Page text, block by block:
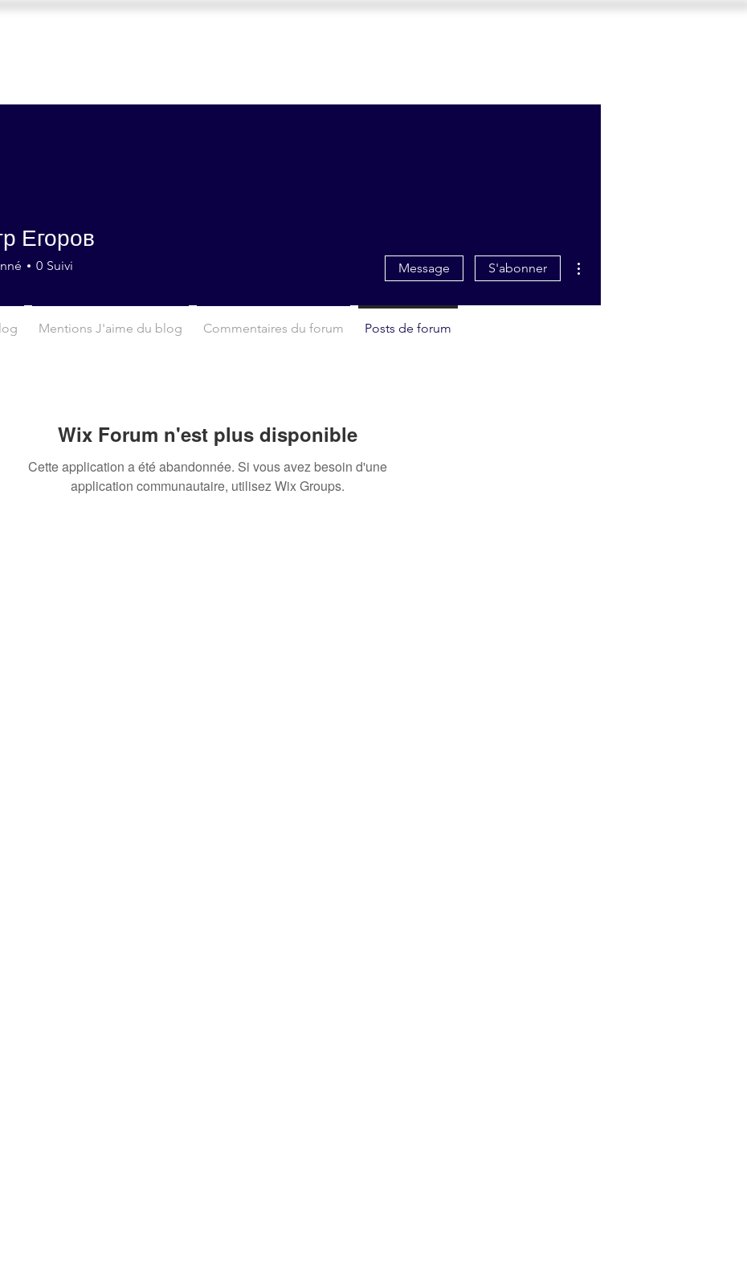
Wix Forum n'est plus disponible
Cette application a été abandonnée. Si vous avez besoin d'une
application communautaire, utilisez Wix Groups.
Егоров
0 Suivi Message S'abonner
Mentions J'aime du blog Commentaires du forum Posts de forum